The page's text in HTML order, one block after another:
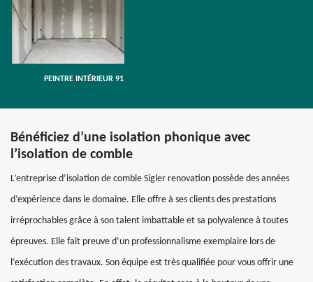
PEINTRE INTÉRIEUR 91
Bénéficiez d’une isolation phonique avec
l’isolation de comble
L’entreprise d’isolation de comble Sigler renovation possède des années
d’expérience dans le domaine. Elle offre à ses clients des prestations
irréprochables grâce à son talent imbattable et sa polyvalence à toutes
épreuves. Elle fait preuve d’un professionnalisme exemplaire lors de
l’exécution des travaux. Son équipe est très qualifiée pour vous offrir une